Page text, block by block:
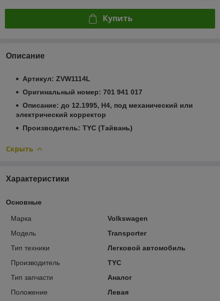
Купить
Описание
Артикул: ZVW1114L
Оригинальный номер: 701 941 017
Описание: до 12.1995, Н4, под механический или
электрический корректор
Производитель: TYC (Тайвань)
Скрыть
Характеристики
Основные
Марка
Volkswagen
Модель
Transporter
Тип техники
Легковой автомобиль
Производитель
TYC
Тип запчасти
Аналог
Положение
Левая